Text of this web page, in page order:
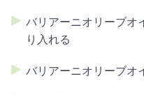
バリアーニオリーブオ
り入れる
バリアーニオリーブオ